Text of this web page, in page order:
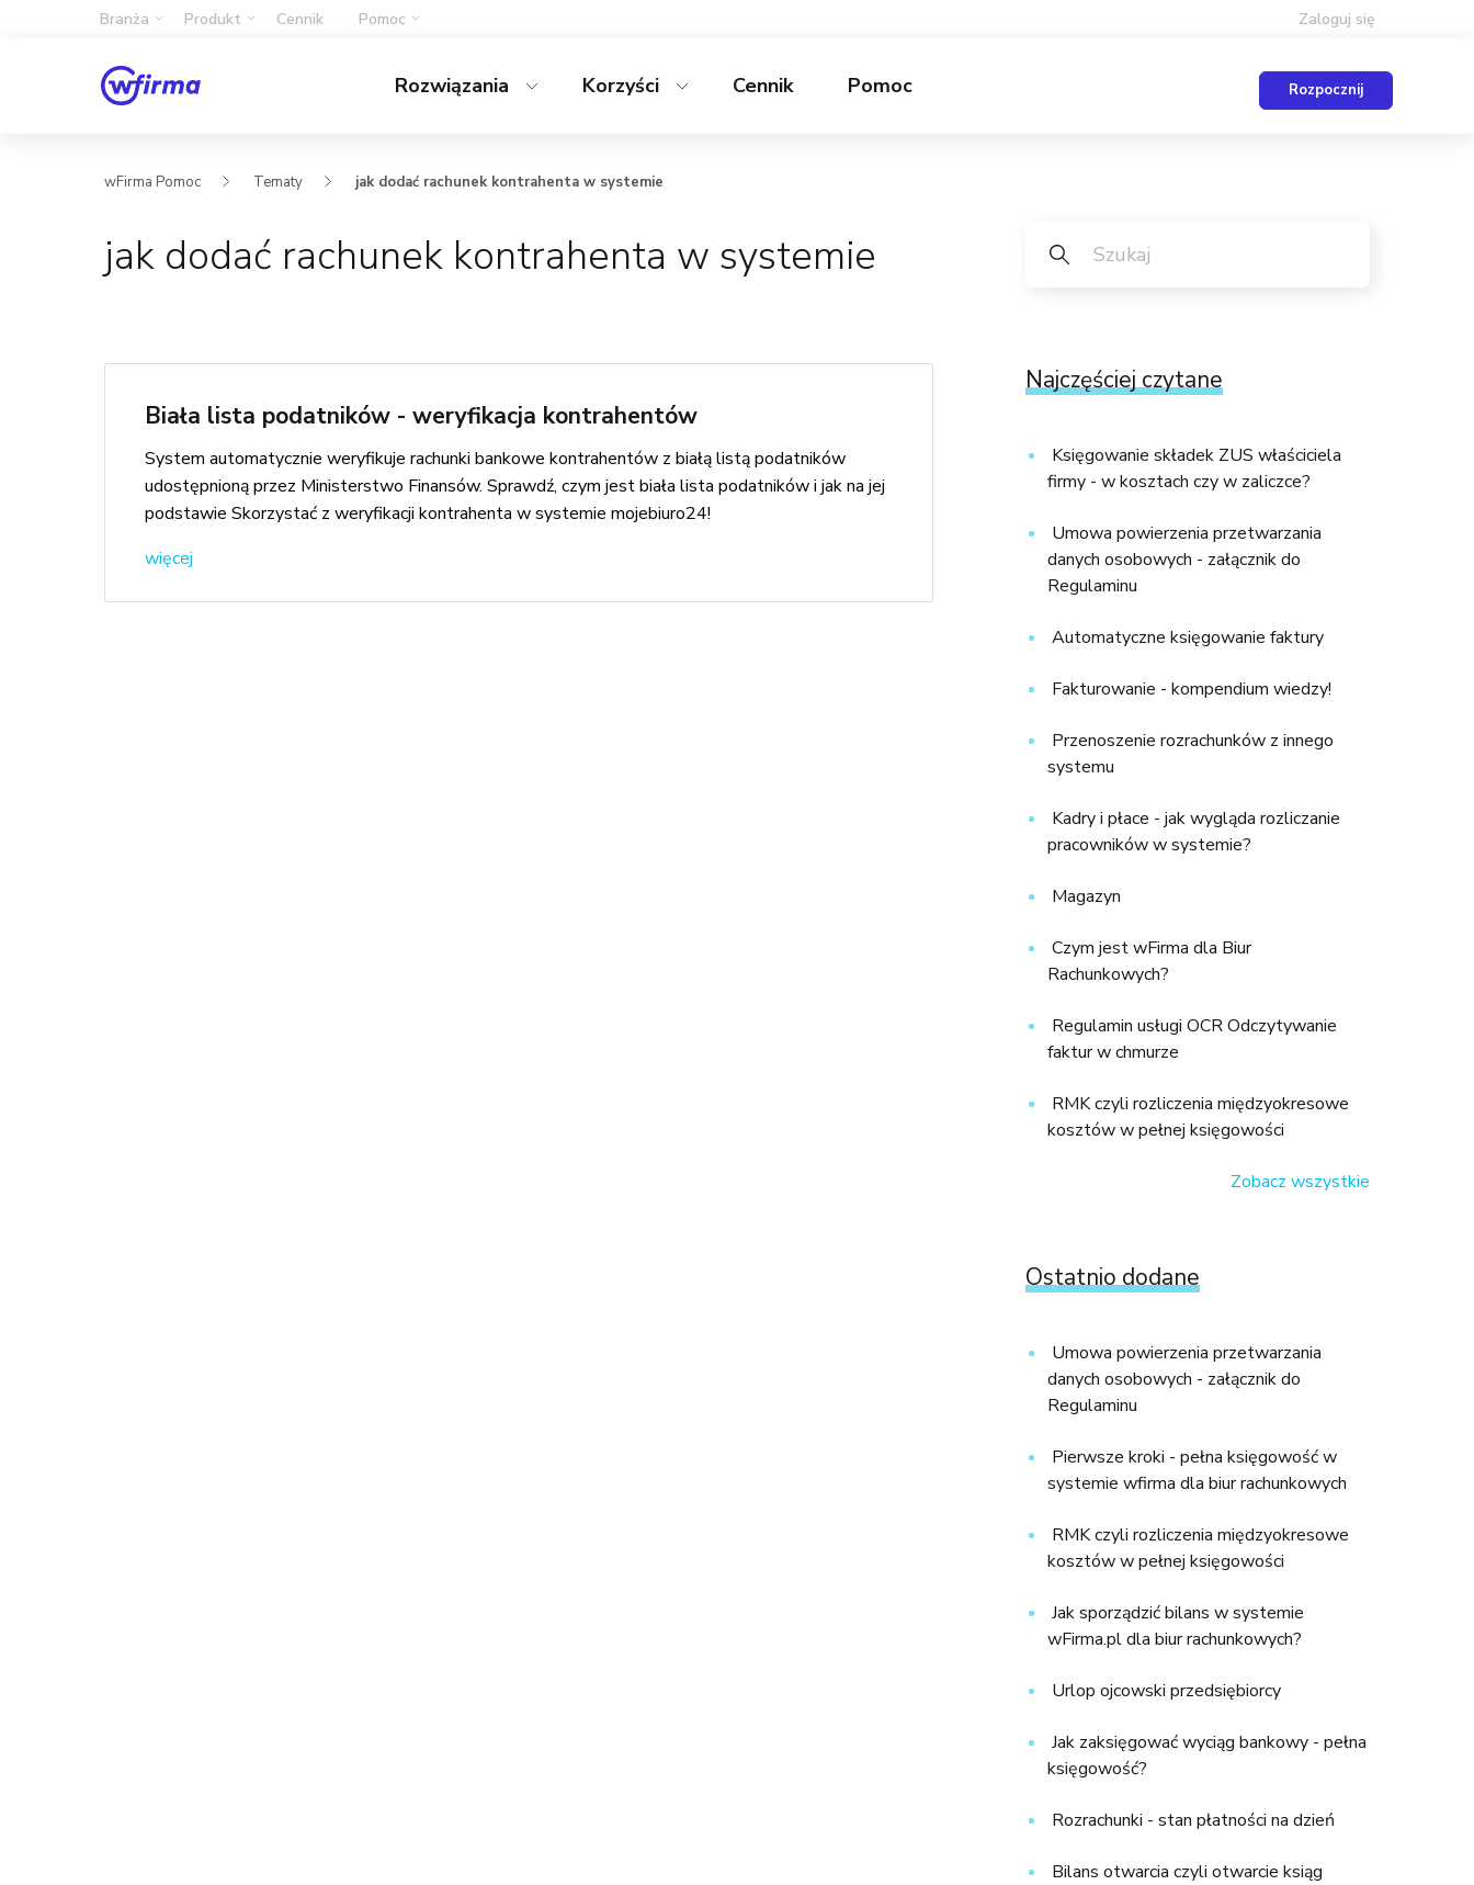
Branża Produkt Cennik Pomoc Zaloguj się
Rozwiązania Korzyści Cennik Pomoc Rozpocznij
wFirma Pomoc Tematy jak dodać rachunek kontrahenta w systemie
jak dodać rachunek kontrahenta w systemie
Biała lista podatników - weryfikacja kontrahentów
System automatycznie weryfikuje rachunki bankowe kontrahentów z białą listą podatników
udostępnioną przez Ministerstwo Finansów. Sprawdź, czym jest biała lista podatników i jak na jej
podstawie Skorzystać z weryfikacji kontrahenta w systemie mojebiuro24!
więcej
Najczęściej czytane
Księgowanie składek ZUS właściciela
firmy - w kosztach czy w zaliczce?
Umowa powierzenia przetwarzania
danych osobowych - załącznik do
Regulaminu
Automatyczne księgowanie faktury
Fakturowanie - kompendium wiedzy!
Przenoszenie rozrachunków z innego
systemu
Kadry i płace - jak wygląda rozliczanie
pracowników w systemie?
Magazyn
Czym jest wFirma dla Biur
Rachunkowych?
Regulamin usługi OCR Odczytywanie
faktur w chmurze
RMK czyli rozliczenia międzyokresowe
kosztów w pełnej księgowości
Zobacz wszystkie
Ostatnio dodane
Umowa powierzenia przetwarzania
danych osobowych - załącznik do
Regulaminu
Pierwsze kroki - pełna księgowość w
systemie wfirma dla biur rachunkowych
RMK czyli rozliczenia międzyokresowe
kosztów w pełnej księgowości
Jak sporządzić bilans w systemie
wFirma.pl dla biur rachunkowych?
Urlop ojcowski przedsiębiorcy
Jak zaksięgować wyciąg bankowy - pełna
księgowość?
Rozrachunki - stan płatności na dzień
Bilans otwarcia czyli otwarcie ksiąg